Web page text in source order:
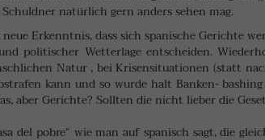
natürlich gern anders sehen mag.
Erkenntnis, dass sich spanische Gerichte
politischer Wetterlage entscheiden.
Natur , bei Krisensituationen (statt
kann und so wurde halt Banken-
aber Gerichte? Sollten die nicht lieber die
del pobre“ wie man auf spanisch sagt, die